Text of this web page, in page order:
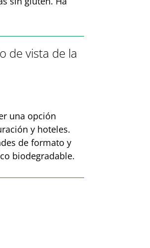
de vista de la
una opción
y hoteles.
de formato y
biodegradable.